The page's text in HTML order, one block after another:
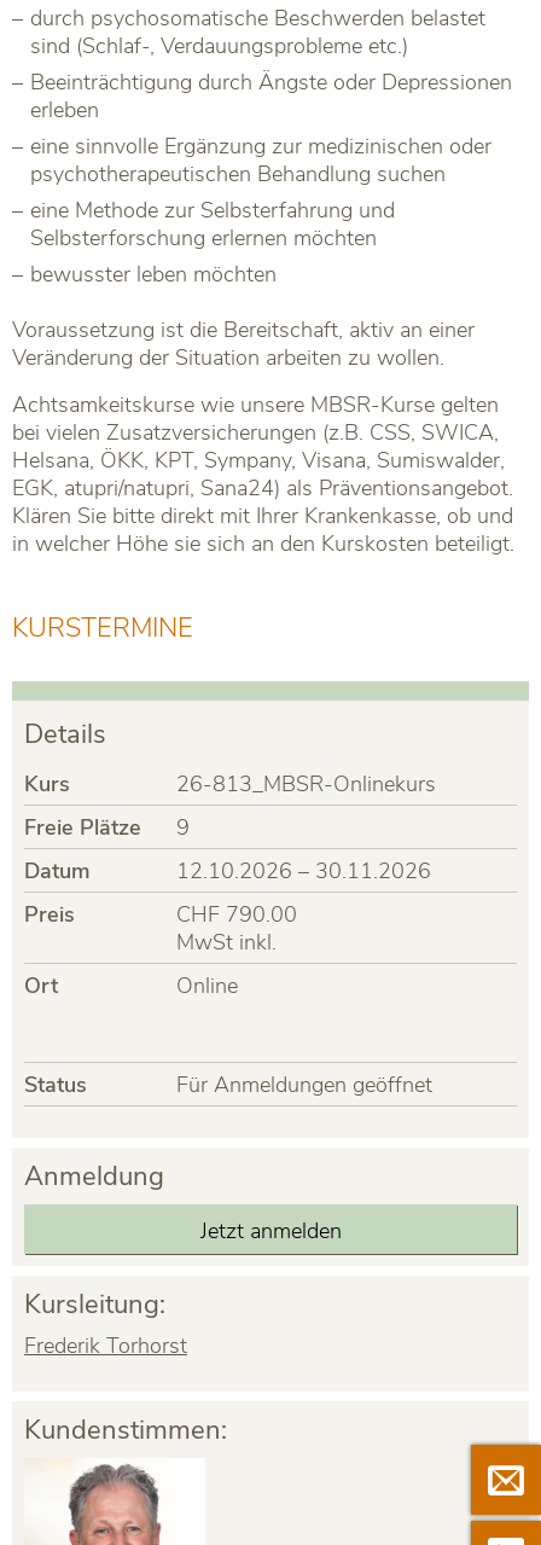
durch psychosomatische Beschwerden belastet
sind (Schlaf-, Verdauungsprobleme etc.)
Beeinträchtigung durch Ängste oder Depressionen
erleben
eine sinnvolle Ergänzung zur medizinischen oder
psychotherapeutischen Behandlung suchen
eine Methode zur Selbsterfahrung und
Selbsterforschung erlernen möchten
bewusster leben möchten
Voraussetzung ist die Bereitschaft, aktiv an einer
Veränderung der Situation arbeiten zu wollen.
Achtsamkeitskurse wie unsere MBSR-Kurse gelten
bei vielen Zusatzversicherungen (z.B. CSS, SWICA,
Helsana, ÖKK, KPT, Sympany, Visana, Sumiswalder,
EGK, atupri/natupri, Sana24) als Präventionsangebot.
Klären Sie bitte direkt mit Ihrer Krankenkasse, ob und
in welcher Höhe sie sich an den Kurskosten beteiligt.
KURSTERMINE
Details
Kurs
26-813_MBSR-Onlinekurs
Freie Plätze
9
Datum
12.10.2026 – 30.11.2026
Preis
CHF 790.00
MwSt inkl.
Ort
Online
Status Für Anmeldungen geöffnet
Anmeldung
Jetzt anmelden
Kursleitung:
Frederik Torhorst
Kundenstimmen:
